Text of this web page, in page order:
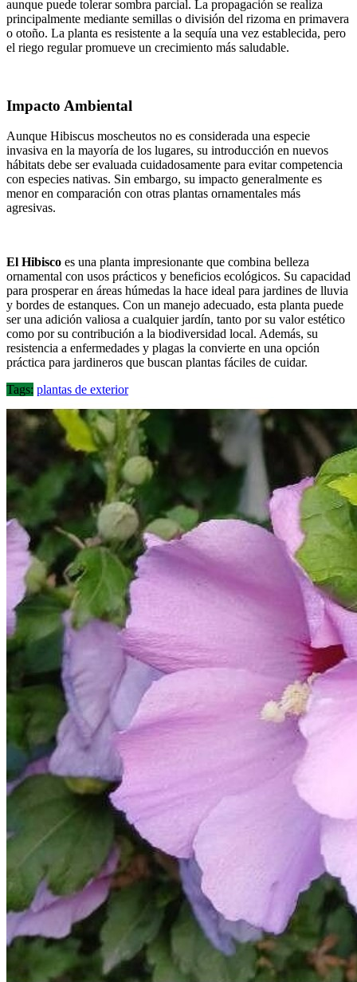
aunque puede tolerar sombra parcial. La propagación se realiza
principalmente mediante semillas o división del rizoma en primavera
o otoño. La planta es resistente a la sequía una vez establecida, pero
el riego regular promueve un crecimiento más saludable.
Impacto Ambiental
Aunque Hibiscus moscheutos no es considerada una especie
invasiva en la mayoría de los lugares, su introducción en nuevos
hábitats debe ser evaluada cuidadosamente para evitar competencia
con especies nativas. Sin embargo, su impacto generalmente es
menor en comparación con otras plantas ornamentales más
agresivas.
El Hibisco es una planta impresionante que combina belleza
ornamental con usos prácticos y beneficios ecológicos. Su capacidad
para prosperar en áreas húmedas la hace ideal para jardines de lluvia
y bordes de estanques. Con un manejo adecuado, esta planta puede
ser una adición valiosa a cualquier jardín, tanto por su valor estético
como por su contribución a la biodiversidad local. Además, su
resistencia a enfermedades y plagas la convierte en una opción
práctica para jardineros que buscan plantas fáciles de cuidar.
Tags: plantas de exterior